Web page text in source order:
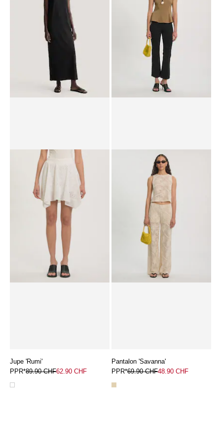
Robe 'Liadan'
64.90 CHF
49.90 CHF 36.90 CHF
Jupe 'Rumi'
PPR*89.90 CHF62.90 CHF
Pantalon 'Savanna'
PPR*69.90 CHF48.90 CHF